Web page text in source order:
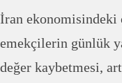
İran ekonomisindeki
emekçilerin günlük
değer kaybetmesi,